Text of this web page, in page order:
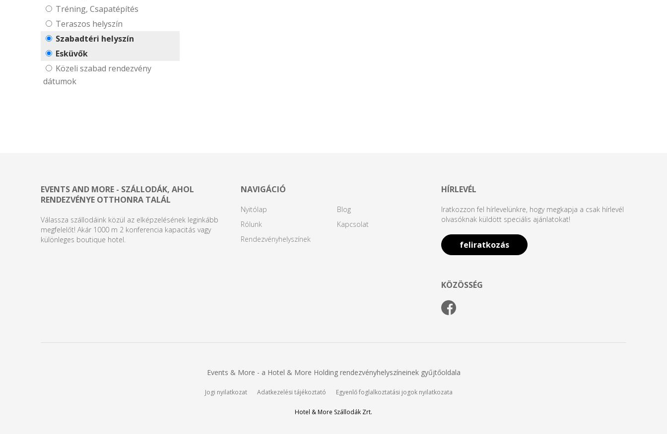
Tréning, Csapatépítés
Teraszos helyszín
Szabadtéri helyszín
Esküvők
Közeli szabad rendezvény
dátumok
EVENTS AND MORE - SZÁLLODÁK, AHOL
RENDEZVÉNYE OTTHONRA TALÁL
Válassza szállodáink közül az elképzelésének leginkább
megfelelőt! Akár 1000 m 2 konferencia kapacitás vagy
különleges boutique hotel.
NAVIGÁCIÓ
Nyitólap
Rólunk
Rendezvényhelyszínek
Blog
Kapcsolat
HÍRLEVÉL
Iratkozzon fel hírlevelünkre, hogy megkapja a csak hírlevél
olvasóknak küldött speciális ajánlatokat!
feliratkozás
KÖZÖSSÉG
Events & More - a Hotel & More Holding rendezvényhelyszíneinek gyűjtőoldala
Jogi nyilatkozat Adatkezelési tájékoztató Egyenlő foglalkoztatási jogok nyilatkozata
Hotel & More Szállodák Zrt.